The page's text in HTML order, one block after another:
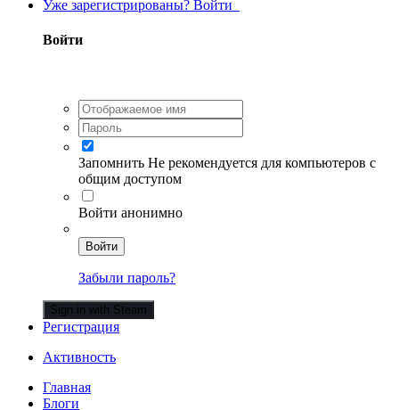
Уже зарегистрированы? Войти
Войти
Запомнить Не рекомендуется для компьютеров с
общим доступом
Войти анонимно
Войти
Забыли пароль?
Sign in with Steam
Регистрация
Активность
Главная
Блоги